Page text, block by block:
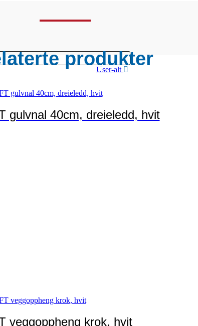
User-alt
produkter
gulvnal 40cm, dreieledd, hvit
veggoppheng krok, hvit